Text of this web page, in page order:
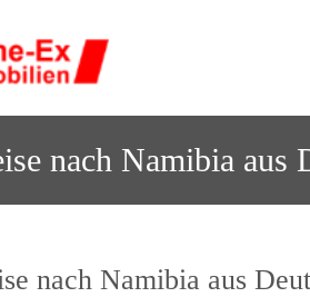
nach Namibia aus
nach Namibia aus